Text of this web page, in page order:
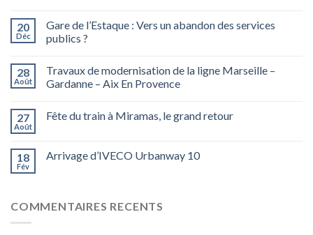
20
Déc
Gare de l’Estaque : Vers un abandon des services
publics ?
28
Août
Travaux de modernisation de la ligne Marseille –
Gardanne – Aix En Provence
27
Août
Fête du train à Miramas, le grand retour
18
Fév
Arrivage d’IVECO Urbanway 10
COMMENTAIRES RECENTS